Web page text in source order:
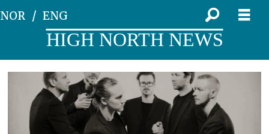
NOR ENG
HIGH NORTH NEWS
Tag:
folkedans